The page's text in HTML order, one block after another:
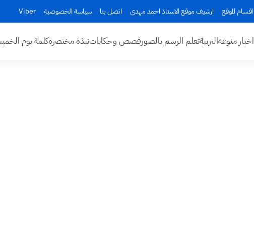
اقسام الموقع ارشيف موقع الاستاذ احمد مهدي اتصل بنا سياسة الخصوصية Viber
اخبار منوعهالتربيةتعلم الرسم بالصورقصص وحكاياتنبذة مختصرةكلمة يوم